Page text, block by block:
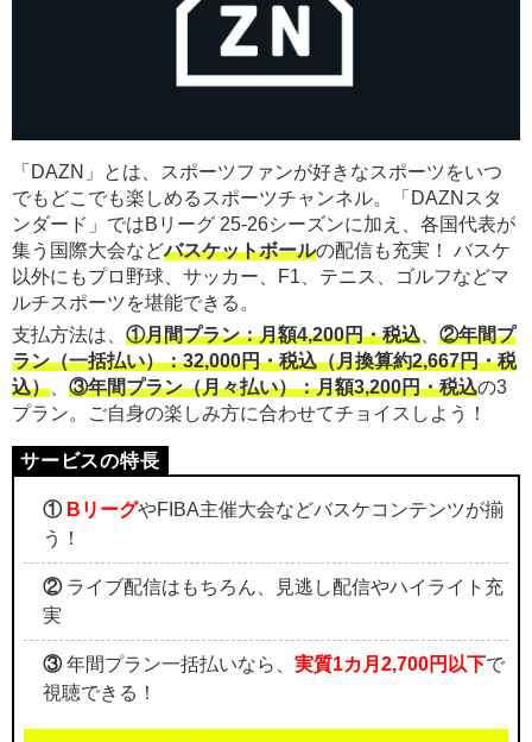
「DAZN」とは、スポーツファンが好きなスポーツをいつ
でもどこでも楽しめるスポーツチャンネル。「DAZNスタ
ンダード」ではBリーグ 25-26シーズンに加え、各国代表が
集う国際大会などバスケットボールの配信も充実！ バスケ
以外にもプロ野球、サッカー、F1、テニス、ゴルフなどマ
ルチスポーツを堪能できる。
支払方法は、 ①月間プラン：月額4,200円・税込、 ②年間プ
ラン（一括払い）：32,000円・税込（月換算約2,667円・税
込）、 ③年間プラン（月々払い）：月額3,200円・税込の3
プラン。ご自身の楽しみ方に合わせてチョイスしよう！
① BリーグやFIBA主催大会などバスケコンテンツが揃
う！
②ライブ配信はもちろん、見逃し配信やハイライト充
実
③年間プラン一括払いなら、 実質1カ月2,700円以下で
視聴できる！